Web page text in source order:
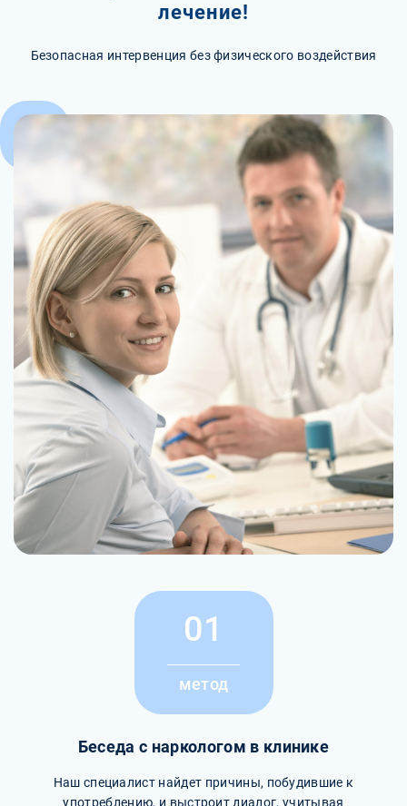
лечение!
Безопасная интервенция без физического воздействия
01
метод
Беседа с наркологом в клинике
Наш специалист найдет причины, побудившие к
употреблению, и выстроит диалог, учитывая